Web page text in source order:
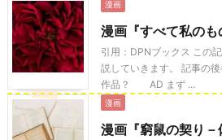
漫画
漫画『すべて私の
引用：DPNブックス この
説していきます。 記事の
作品？ AD まず ...
漫画
漫画『窮鼠の契り